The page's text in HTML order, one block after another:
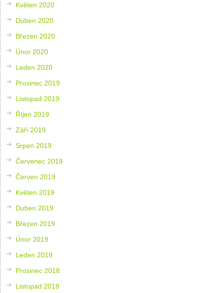
Květen 2020
Duben 2020
Březen 2020
Únor 2020
Leden 2020
Prosinec 2019
Listopad 2019
Říjen 2019
Září 2019
Srpen 2019
Červenec 2019
Červen 2019
Květen 2019
Duben 2019
Březen 2019
Únor 2019
Leden 2019
Prosinec 2018
Listopad 2018